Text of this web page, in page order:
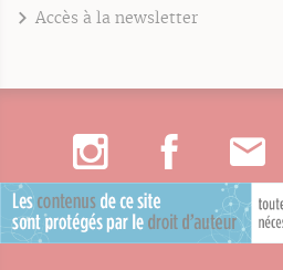
Accès à la newsletter